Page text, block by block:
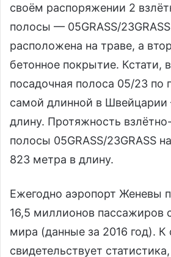
своём распоряжении 2
полосы — 05GRASS/
расположена на траве, а
бетонное покрытие. Кстати,
посадочная полоса 05/23 по
самой длинной в Швейцарии
длину. Протяжность
полосы 05GRASS/23GRASS
823 метра в длину.
Ежегодно аэропорт Женевы
16,5 миллионов пассажиров
мира (данные за 2016 год). К
свидетельствует